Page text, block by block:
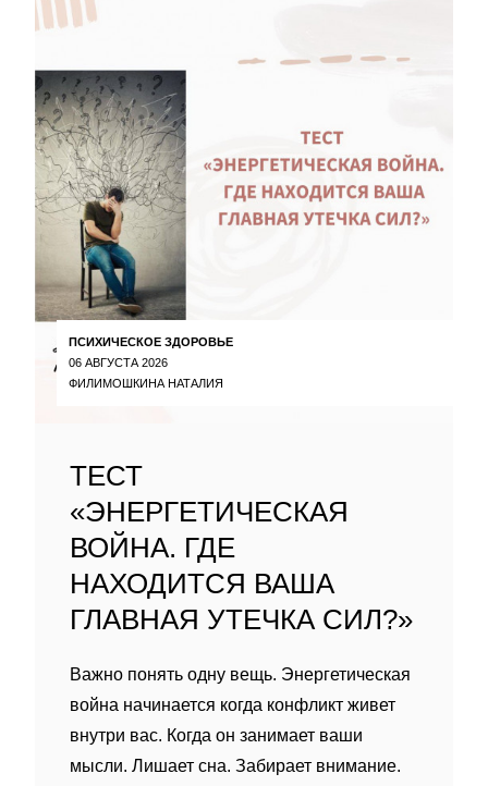
ПСИХИЧЕСКОЕ ЗДОРОВЬЕ
06 АВГУСТА 2026
ФИЛИМОШКИНА НАТАЛИЯ
ТЕСТ
«ЭНЕРГЕТИЧЕСКАЯ
ВОЙНА. ГДЕ
НАХОДИТСЯ ВАША
ГЛАВНАЯ УТЕЧКА СИЛ?»
Важно понять одну вещь. Энергетическая
война начинается когда конфликт живет
внутри вас. Когда он занимает ваши
мысли. Лишает сна. Забирает внимание.